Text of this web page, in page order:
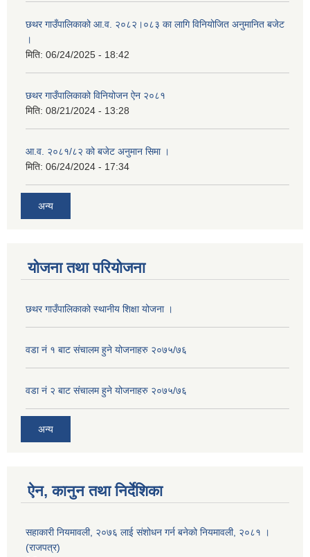
छथर गाउँपालिकाको आ.व. २०८२।०८३ का लागि विनियोजित अनुमानित बजेट
।
मिति: 06/24/2025 - 18:42
छथर गाउँपालिकाको विनियोजन ऐन २०८१
मिति: 08/21/2024 - 13:28
आ.व. २०८१/८२ को बजेट अनुमान सिमा ।
मिति: 06/24/2024 - 17:34
अन्य
योजना तथा परियोजना
छथर गाउँपालिकाको स्थानीय शिक्षा योजना ।
वडा नं १ बाट संचालम हुने योजनाहरु २०७५/७६
वडा नं २ बाट संचालम हुने योजनाहरु २०७५/७६
अन्य
ऐन, कानुन तथा निर्देशिका
सहाकारी नियमावली, २०७६ लाई संशोधन गर्न बनेको नियमावली, २०८१ ।
(राजपत्र)